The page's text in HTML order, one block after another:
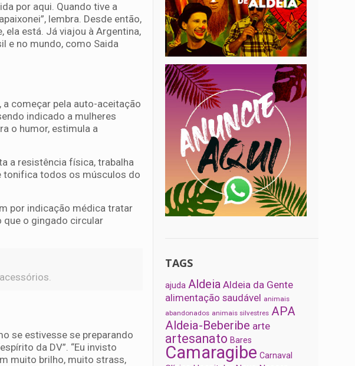
por aqui. Quando tive a
lembra. Desde então,
ela está. Já viajou à Argentina,
e no mundo, como Saida
começar pela auto-aceitação
indicado a mulheres
o humor, estimula a
a resistência física, trabalha
tonifica todos os músculos do
por indicação médica tratar
que o gingado circular
se estivesse se preparando
da DV”. “Eu invisto
muito brilho, muito strass,
TAGS
ajuda Aldeia Aldeia da Gente
alimentação saudável animais
abandonados animais silvestres APA
Aldeia-Beberibe arte
artesanato Bares
Camaragibe Carnaval